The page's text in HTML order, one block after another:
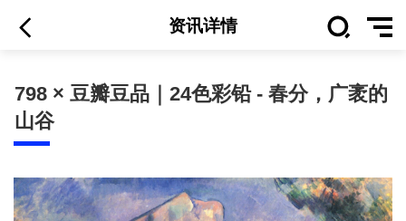
资讯详情
798 × 豆瓣豆品｜24色彩铅 - 春分，广袤的
山谷